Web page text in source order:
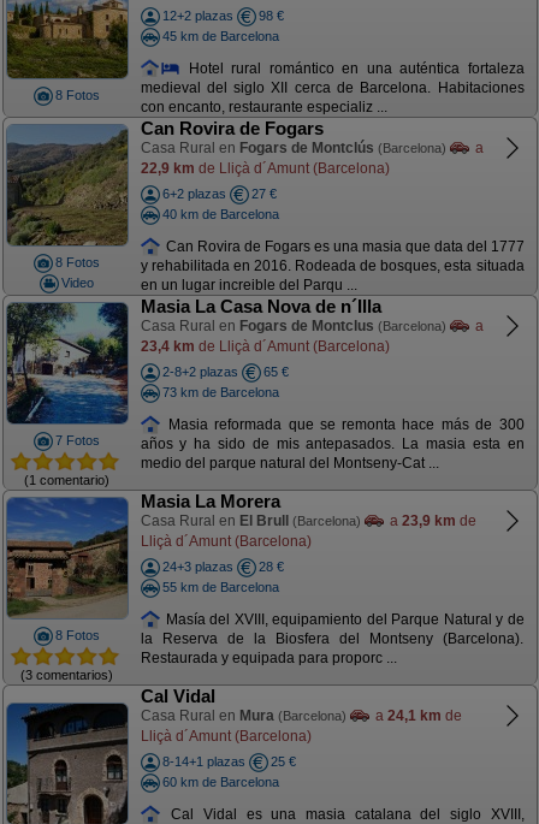
8 Fotos
12+2 plazas
98 €
45 km de Barcelona
Hotel rural romántico en una auténtica fortaleza
medieval del siglo XII cerca de Barcelona. Habitaciones
con encanto, restaurante especializ ...
8 Fotos
Video
Can Rovira de Fogars
Casa Rural en Fogars de Montclús (Barcelona)
a
22,9 km de Lliçà d´Amunt (Barcelona)
6+2 plazas
27 €
40 km de Barcelona
Can Rovira de Fogars es una masia que data del 1777
y rehabilitada en 2016. Rodeada de bosques, esta situada
en un lugar increible del Parqu ...
7 Fotos
(1 comentario)
Masia La Casa Nova de n´Illa
Casa Rural en Fogars de Montclus (Barcelona)
a
23,4 km de Lliçà d´Amunt (Barcelona)
2-8+2 plazas
65 €
73 km de Barcelona
Masia reformada que se remonta hace más de 300
años y ha sido de mis antepasados. La masia esta en
medio del parque natural del Montseny-Cat ...
8 Fotos
(3 comentarios)
Masia La Morera
Casa Rural en El Brull (Barcelona) a 23,9 km de
Lliçà d´Amunt (Barcelona)
24+3 plazas
28 €
55 km de Barcelona
Masía del XVIII, equipamiento del Parque Natural y de
la Reserva de la Biosfera del Montseny (Barcelona).
Restaurada y equipada para proporc ...
Cal Vidal
Casa Rural en Mura (Barcelona) a 24,1 km de
Lliçà d´Amunt (Barcelona)
8-14+1 plazas
25 €
60 km de Barcelona
Cal Vidal es una masia catalana del siglo XVIII,